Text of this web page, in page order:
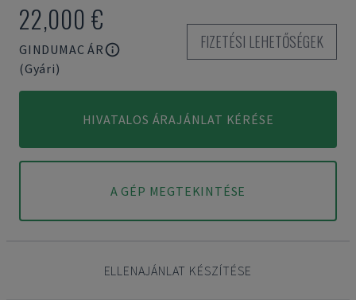
22,000 €
GINDUMAC ÁR
(Gyári)
FIZETÉSI LEHETŐSÉGEK
HIVATALOS ÁRAJÁNLAT KÉRÉSE
A GÉP MEGTEKINTÉSE
ELLENAJÁNLAT KÉSZÍTÉSE